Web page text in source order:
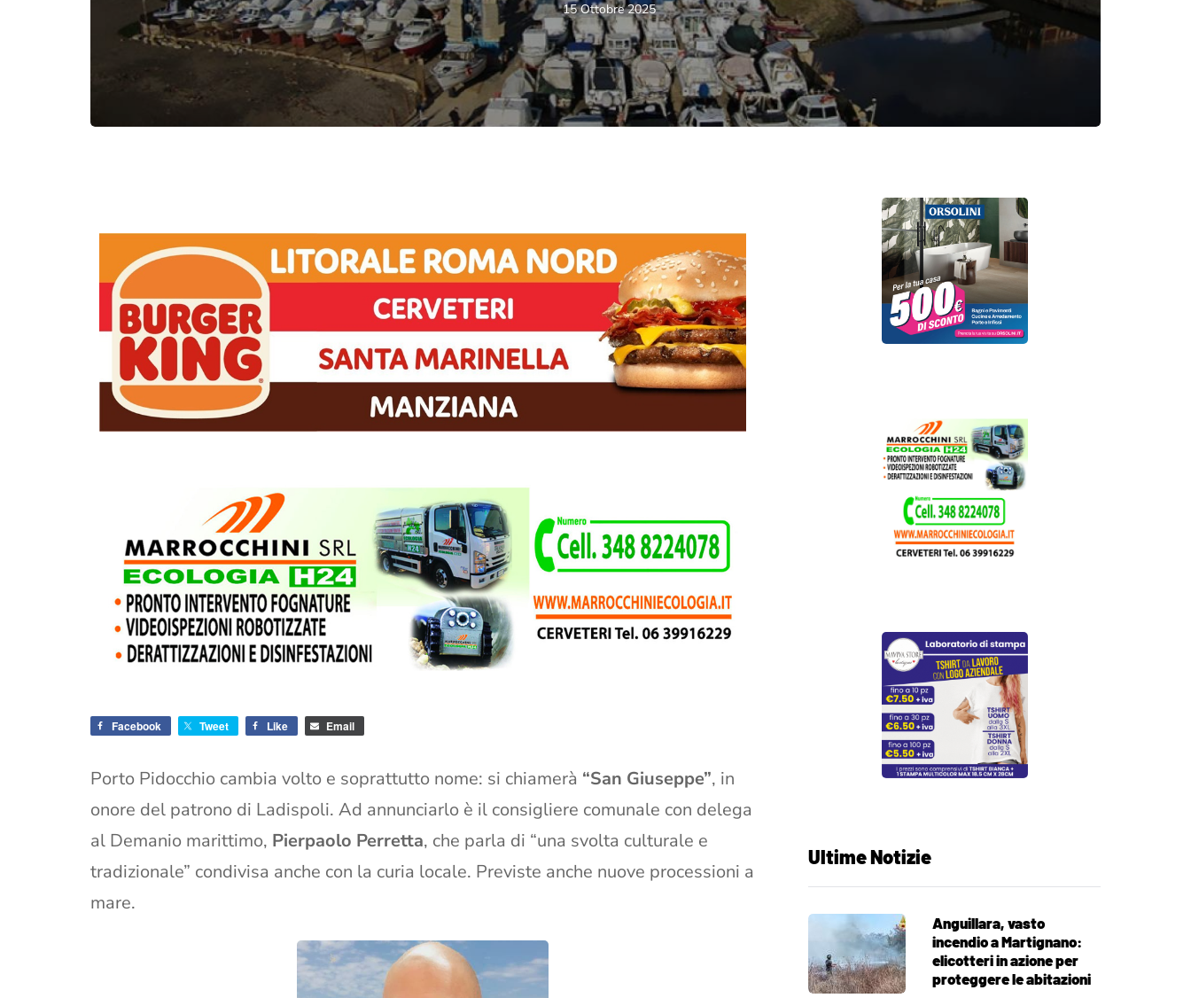
15 Ottobre 2025
Facebook Tweet Like Email
Porto Pidocchio cambia volto e soprattutto nome: si chiamerà “San Giuseppe”, in
onore del patrono di Ladispoli. Ad annunciarlo è il consigliere comunale con delega
al Demanio marittimo, Pierpaolo Perretta, che parla di “una svolta culturale e
tradizionale” condivisa anche con la curia locale. Previste anche nuove processioni a
mare.
Ultime Notizie
Anguillara, vasto
incendio a Martignano:
elicotteri in azione per
proteggere le abitazioni